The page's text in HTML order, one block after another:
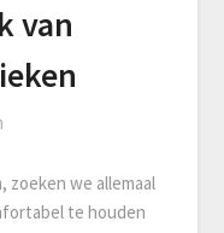
van
zoeken we allemaal
te houden